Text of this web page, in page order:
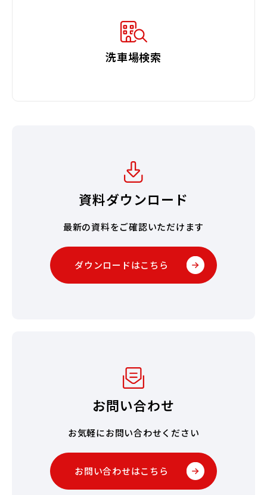
洗車場検索
資料ダウンロード
最新の資料をご確認いただけます
ダウンロードはこちら
お問い合わせ
お気軽にお問い合わせください
お問い合わせはこちら